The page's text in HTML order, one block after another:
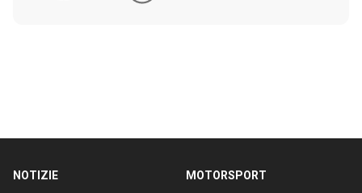
NOTIZIE
MOTORSPORT